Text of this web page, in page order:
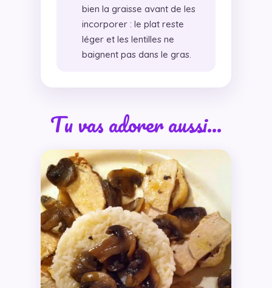
bien la graisse avant de les
incorporer : le plat reste
léger et les lentilles ne
baignent pas dans le gras.
Tu vas adorer aussi…